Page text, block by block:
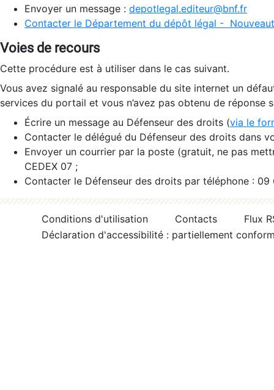
Envoyer un message : depotlegal.editeur@bnf.fr
Contacter le Département du dépôt légal -
Voies de recours
Cette procédure est à utiliser dans le cas suivant.
Vous avez signalé au responsable du site internet un
services du portail et vous n’avez pas obtenu de réponse
Écrire un message au Défenseur des droits (via le
Contacter le délégué du Défenseur des droits dans
Envoyer un courrier par la poste (gratuit, ne pas
CEDEX 07 ;
Contacter le Défenseur des droits par téléphone :
Conditions d'utilisation Contacts
Flux
Déclaration d'accessibilité : partiellement